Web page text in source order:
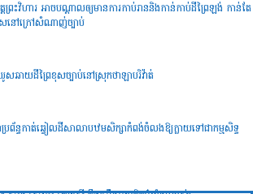
រះវិហារ អាចបណ្តាលឲ្យមានការកាប់រាននិងកាន់កាប់ដីព្រៃឡង់ កាន់តែ
សនៅក្រៅសំណាញ់ច្បាប់
ឆាយដីព្រៃខុសច្បាប់នៅស្រុកថាឡាបរិវ៉ាត់
ាប្រព័ន្ធកាត់ឆ្វៀលដីសាលាបឋមសិក្សាកំពង់ចំលងឱ្យក្លាយទៅជាកម្មសិទ្ធ